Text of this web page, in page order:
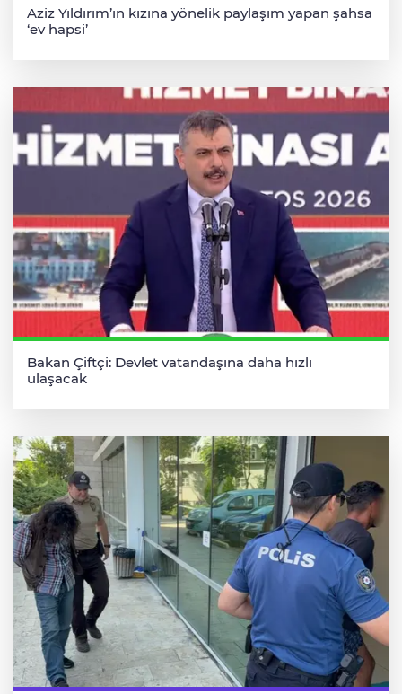
Aziz Yıldırım’ın kızına yönelik paylaşım yapan şahsa
‘ev hapsi’
Bakan Çiftçi: Devlet vatandaşına daha hızlı
ulaşacak